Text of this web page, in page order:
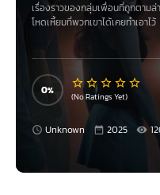
เรื่องราวของกลุ่มเพื่อนที่ถูกตาม
โหดเหี้ยมที่พวกเขาได้เคยทำเอาไว้
0 (No Ratings Yet)
Unknown 2025